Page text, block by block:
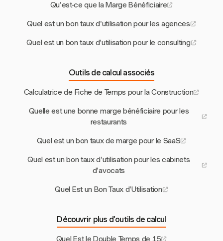
Qu'est-ce que la Marge Bénéficiaire
Quel est un bon taux d'utilisation pour les agences
Quel est un bon taux d'utilisation pour le consulting
Outils de calcul associés
Calculatrice de Fiche de Temps pour la Construction
Quelle est une bonne marge bénéficiaire pour les
restaurants
Quel est un bon taux de marge pour le SaaS
Quel est un bon taux d'utilisation pour les cabinets
d'avocats
Quel Est un Bon Taux d'Utilisation
Découvrir plus d’outils de calcul
Quel Est le Double Temps de 15